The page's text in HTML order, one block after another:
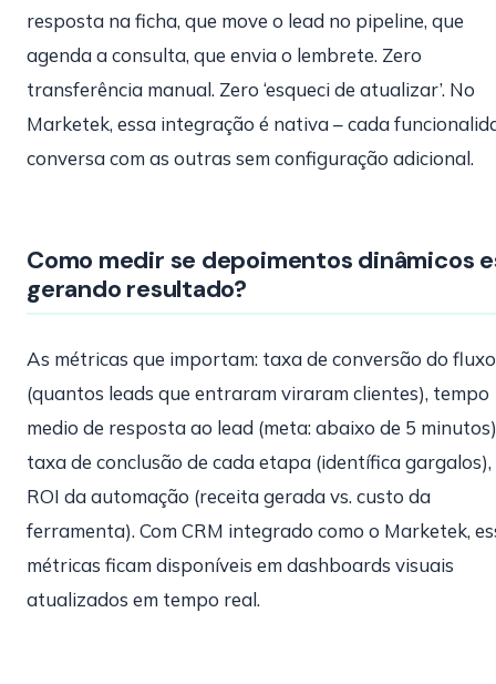
resposta na ficha, que move o lead no pipeline, que
agenda a consulta, que envia o lembrete. Zero
transferência manual. Zero ‘esqueci de atualizar’. No
Marketek, essa integração é nativa – cada
conversa com as outras sem configuração adicional.
Como medir se depoimentos dinâmicos
gerando resultado?
As métricas que importam: taxa de conversão do fluxo
(quantos leads que entraram viraram clientes), tempo
medio de resposta ao lead (meta: abaixo de 5
taxa de conclusão de cada etapa (identífica gargalos),
ROI da automação (receita gerada vs. custo da
ferramenta). Com CRM integrado como o Marketek,
métricas ficam disponíveis em dashboards visuais
atualizados em tempo real.